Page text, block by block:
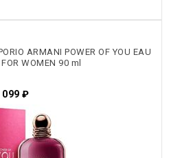
ARMANI POWER OF YOU EAU
WOMEN 90 ml
099 ₽